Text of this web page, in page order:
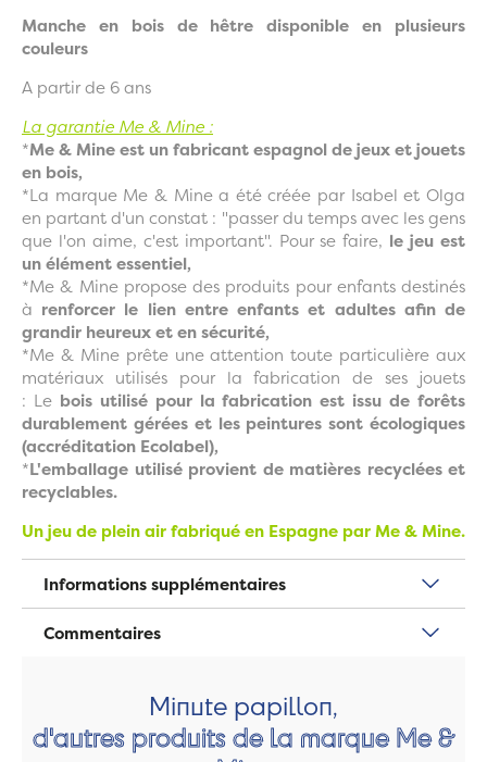
Manche en bois de hêtre disponible en plusieurs
couleurs
A partir de 6 ans
La garantie Me & Mine :
*Me & Mine est un fabricant espagnol de jeux et jouets
en bois,
*La marque Me & Mine a été créée par Isabel et Olga
en partant d'un constat : "passer du temps avec les gens
que l'on aime, c'est important". Pour se faire, le jeu est
un élément essentiel,
*Me & Mine propose des produits pour enfants destinés
à renforcer le lien entre enfants et adultes afin de
grandir heureux et en sécurité,
*Me & Mine prête une attention toute particulière aux
matériaux utilisés pour la fabrication de ses jouets
: Le bois utilisé pour la fabrication est issu de forêts
durablement gérées et les peintures sont écologiques
(accréditation Ecolabel),
*L'emballage utilisé provient de matières recyclées et
recyclables.
Un jeu de plein air fabriqué en Espagne par Me & Mine.
Informations supplémentaires
Commentaires
Minute papillon,
d'autres produits de la marque Me &